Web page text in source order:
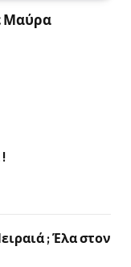
Μαύρα
; Έλα στον